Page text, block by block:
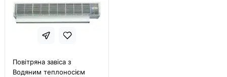
Повітряна завіса з
Водяним теплоносієм